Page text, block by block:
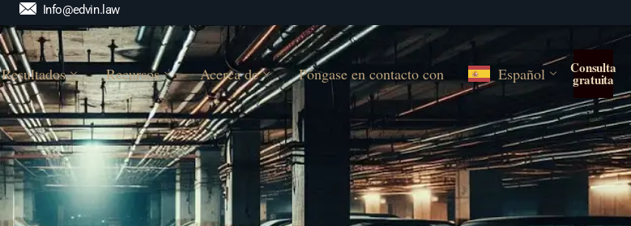
Info@edvin.law
Resultados Recursos Acerca de Póngase en contacto con Español Consulta
gratuita